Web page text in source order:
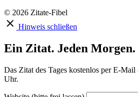
© 2026 Zitate-Fibel
Hinweis schließen
Ein Zitat. Jeden Morgen.
Das Zitat des Tages kostenlos per E-
Uhr.